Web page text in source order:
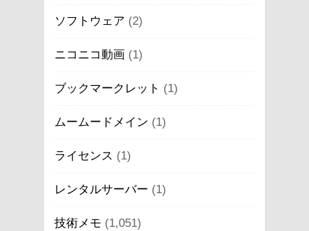
ソフトウェア (2)
ニコニコ動画 (1)
ブックマークレット (1)
ムームードメイン (1)
ライセンス (1)
レンタルサーバー (1)
技術メモ (1,051)